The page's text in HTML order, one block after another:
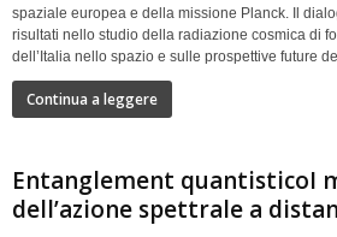
spaziale europea e della missione Planck. Il
risultati nello studio della radiazione cosmica di
dell’Italia nello spazio e sulle prospettive future
Continua a leggere
Entanglement quantisticoI
dell’azione spettrale a